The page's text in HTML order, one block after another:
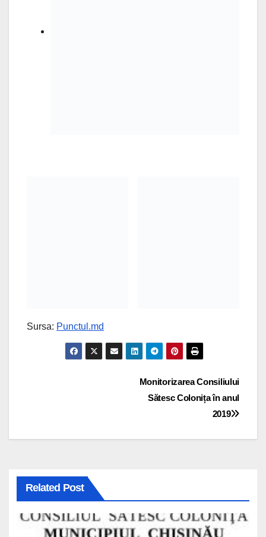
Sursa: Punctul.md
articole
Monitorizarea Consiliului
Sătesc Colonița în anul
2019
Related Post